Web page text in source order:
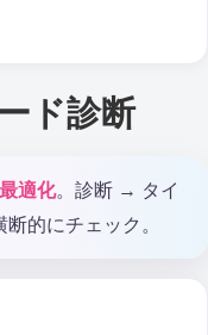
ド診断
適化。診断 → タイ
的にチェック。